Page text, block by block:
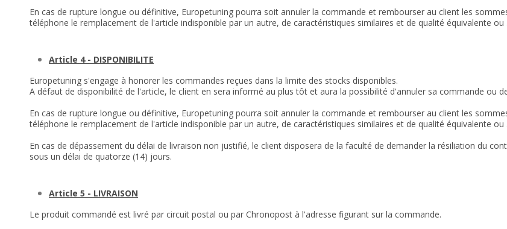
En cas de rupture longue ou définitive, Europetuning pourra soit annuler la commande et rembourser au client les
téléphone le remplacement de l'article indisponible par un autre, de caractéristiques similaires et de qualité équivalente ou
Article 4 - DISPONIBILITE
Europetuning s'engage à honorer les commandes reçues dans la limite des stocks disponibles.
A défaut de disponibilité de l'article, le client en sera informé au plus tôt et aura la possibilité d'annuler sa commande ou
En cas de rupture longue ou définitive, Europetuning pourra soit annuler la commande et rembourser au client les
téléphone le remplacement de l'article indisponible par un autre, de caractéristiques similaires et de qualité équivalente ou
En cas de dépassement du délai de livraison non justifié, le client disposera de la faculté de demander la résiliation du
sous un délai de quatorze (14) jours.
Article 5 - LIVRAISON
Le produit commandé est livré par circuit postal ou par Chronopost à l'adresse figurant sur la commande.